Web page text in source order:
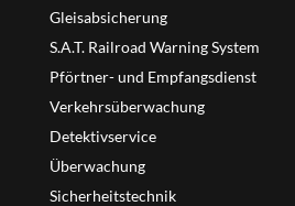
Gleisabsicherung
S.A.T. Railroad Warning System
Pförtner- und Empfangsdienst
Verkehrsüberwachung
Detektivservice
Überwachung
Sicherheitstechnik